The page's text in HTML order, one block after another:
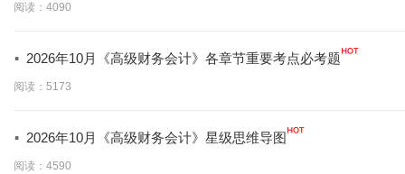
阅读：4090
· 2026年10月《高级财务会计》各章节重要考点必考题
阅读：5173
· 2026年10月《高级财务会计》星级思维导图
阅读：4590